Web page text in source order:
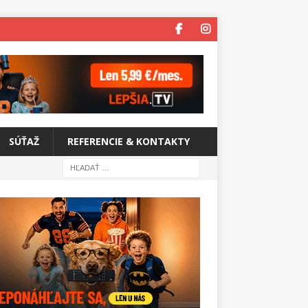
SÚŤAŽ REFERENCIE & KONTAKTY